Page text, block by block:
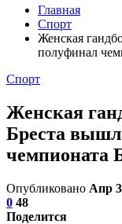
Главная
Спорт
Женская
полуфинал
Спорт
Женская
Бреста
чемпионата
Опубликовано Апр
0 48
Поделится